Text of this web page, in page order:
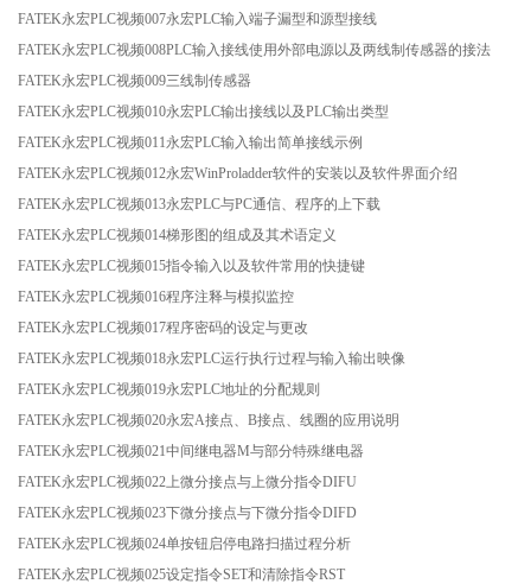
FATEK永宏PLC视频007永宏PLC输入端子漏型和源型接线
FATEK永宏PLC视频008PLC输入接线使用外部电源以及两线制传感器的接法
FATEK永宏PLC视频009三线制传感器
FATEK永宏PLC视频010永宏PLC输出接线以及PLC输出类型
FATEK永宏PLC视频011永宏PLC输入输出简单接线示例
FATEK永宏PLC视频012永宏WinProladder软件的安装以及软件界面介绍
FATEK永宏PLC视频013永宏PLC与PC通信、程序的上下载
FATEK永宏PLC视频014梯形图的组成及其术语定义
FATEK永宏PLC视频015指令输入以及软件常用的快捷键
FATEK永宏PLC视频016程序注释与模拟监控
FATEK永宏PLC视频017程序密码的设定与更改
FATEK永宏PLC视频018永宏PLC运行执行过程与输入输出映像
FATEK永宏PLC视频019永宏PLC地址的分配规则
FATEK永宏PLC视频020永宏A接点、B接点、线圈的应用说明
FATEK永宏PLC视频021中间继电器M与部分特殊继电器
FATEK永宏PLC视频022上微分接点与上微分指令DIFU
FATEK永宏PLC视频023下微分接点与下微分指令DIFD
FATEK永宏PLC视频024单按钮启停电路扫描过程分析
FATEK永宏PLC视频025设定指令SET和清除指令RST